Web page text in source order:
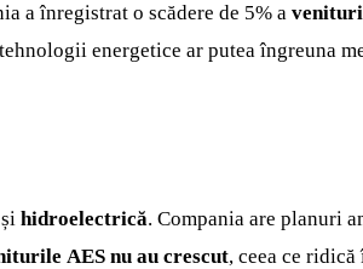
a înregistrat o scădere de 5% a
energetice ar putea îngreuna
hidroelectrică. Compania are planuri
AES nu au crescut, ceea ce